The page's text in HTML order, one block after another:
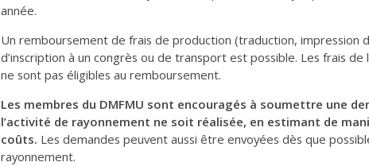
année.
Un remboursement de frais de production (traduction, impression
d’inscription à un congrès ou de transport est possible. Les frais
ne sont pas éligibles au remboursement.
Les membres du DMFMU sont encouragés à soumettre une
l’activité de rayonnement ne soit réalisée, en estimant de
coûts. Les demandes peuvent aussi être envoyées dès que
rayonnement.